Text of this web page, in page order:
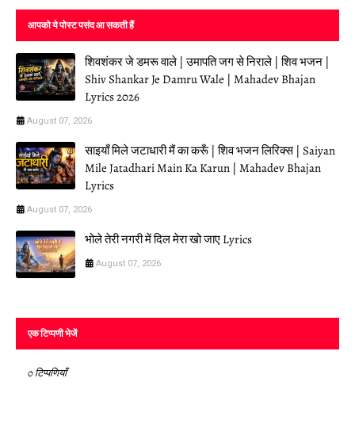
आपको ये पोस्ट पसंद आ सकती हैं
शिवशंकर जे डमरू वाले | उमापति जग से निराले | शिव भजन |
Shiv Shankar Je Damru Wale | Mahadev Bhajan
Lyrics 2026
August 07, 2026
साइयाँ मिले जटाधारी मैं का करूँ | शिव भजन लिरिक्स | Saiyan
Mile Jatadhari Main Ka Karun | Mahadev Bhajan
Lyrics
August 07, 2026
भोले तेरी नगरी में दिल मेरा खो जाए Lyrics
August 07, 2026
एक टिप्पणी भेजें
0 टिप्पणियाँ